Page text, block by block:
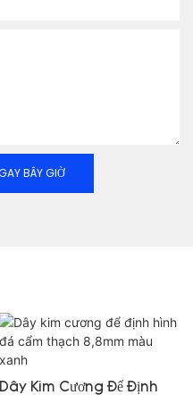
BÂY GIỜ
Dây Kim Cương Để Định